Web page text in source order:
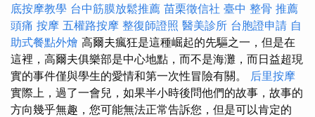
底按摩教學 台中筋膜放鬆推薦 苗栗徵信社 臺中 整骨 推薦
頭痛 按摩 五權路按摩 整復師證照 醫美診所 台胞證申請 自
助式餐點外燴 高爾夫瘋狂是這種崛起的先驅之一，但是在
這裡，高爾夫俱樂部是中心地點，而不是海灘，而日益超現
實的事件僅與學生的愛情和第一次性冒險有關。 后里按摩
實際上，過了一會兒，如果半小時後問他們的故事，故事的
方向幾乎無趣，您可能無法正常告訴您，但是可以肯定的